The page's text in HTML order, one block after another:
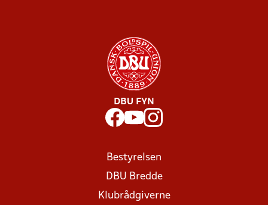
DBU FYN
Bestyrelsen
DBU Bredde
Klubrådgiverne